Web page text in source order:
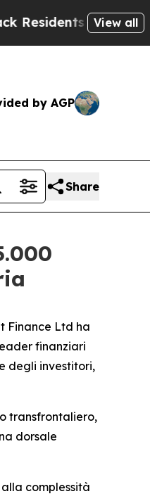
Warned ofView all
by AGP
Share
Finance Ltd ha
finanziari
degli investitori,
transfrontaliero,
dorsale
complessità